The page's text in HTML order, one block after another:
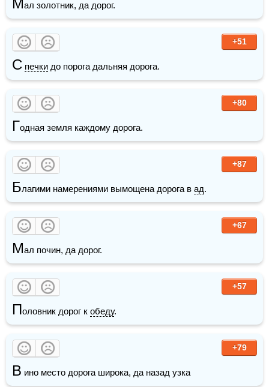
ал золотник, да дорог.
+51
С печки до порога дальняя дорога.
+80
Годная земля каждому дорога.
+87
Благими намерениями вымощена дорога в ад.
+67
Мал почин, да дорог.
+57
Половник дорог к обеду.
+79
В ино место дорога широка, да назад узка